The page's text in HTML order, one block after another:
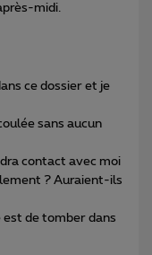
midi.
ce dossier et je
sans aucun
contact avec moi
? Auraient-ils
de tomber dans